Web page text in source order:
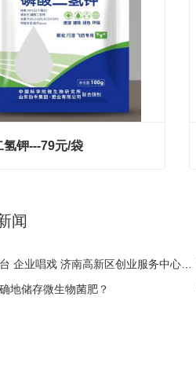
氢钾---79元/袋
闻
政府搭台 企业唱戏 济南高新区创业服务中心为企业及时搭建供需平台
地储存微生物菌肥？